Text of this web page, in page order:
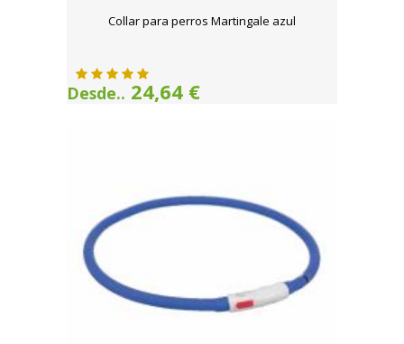
Collar para perros Martingale azul
Desde.. 24,64 €